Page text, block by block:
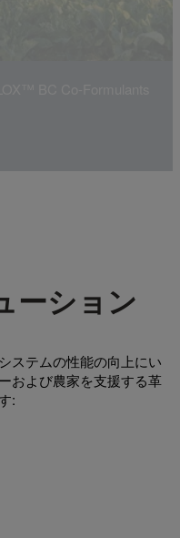
ーション
ステムの性能の向上にい
および農家を支援する革
: